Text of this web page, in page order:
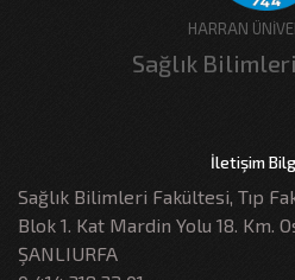
HARRAN
Sağlık
İletişim
Sağlık Bilimleri Fakültesi, Tıp
Blok 1. Kat Mardin Yolu 18. Km.
ŞANLIURFA